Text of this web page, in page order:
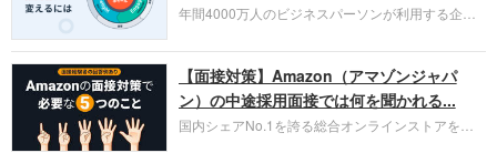
年間4000万人のビジネスパーソンが利用する企業
お勧めするイチオシ企業をご紹介します。今回はク
ラウド型CRMプラットフォームを提供する
HubSpot Japan（ハブスポット・ジャパン）株式会
社です。採用面接対策の企業研究にご活用くださ
い。
【面接対策】Amazon（アマゾンジャパ
ン）の中途採用面接では何を聞かれる...
国内シェアNo.1を誇る総合オンラインストアを運